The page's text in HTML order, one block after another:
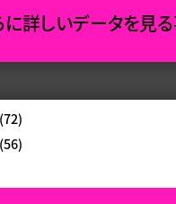
詳しいデータを見る